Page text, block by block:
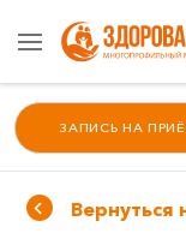
ЗАПИСЬ НА
Вернуться